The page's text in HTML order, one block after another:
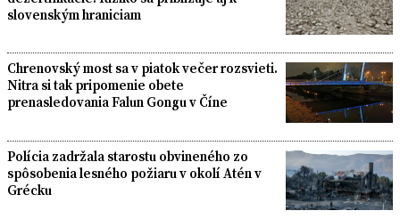
slovenským hraniciam
Chrenovský most sa v piatok večer rozsvieti.
Nitra si tak pripomenie obete
prenasledovania Falun Gongu v Číne
Polícia zadržala starostu obvineného zo
spôsobenia lesného požiaru v okolí Atén v
Grécku